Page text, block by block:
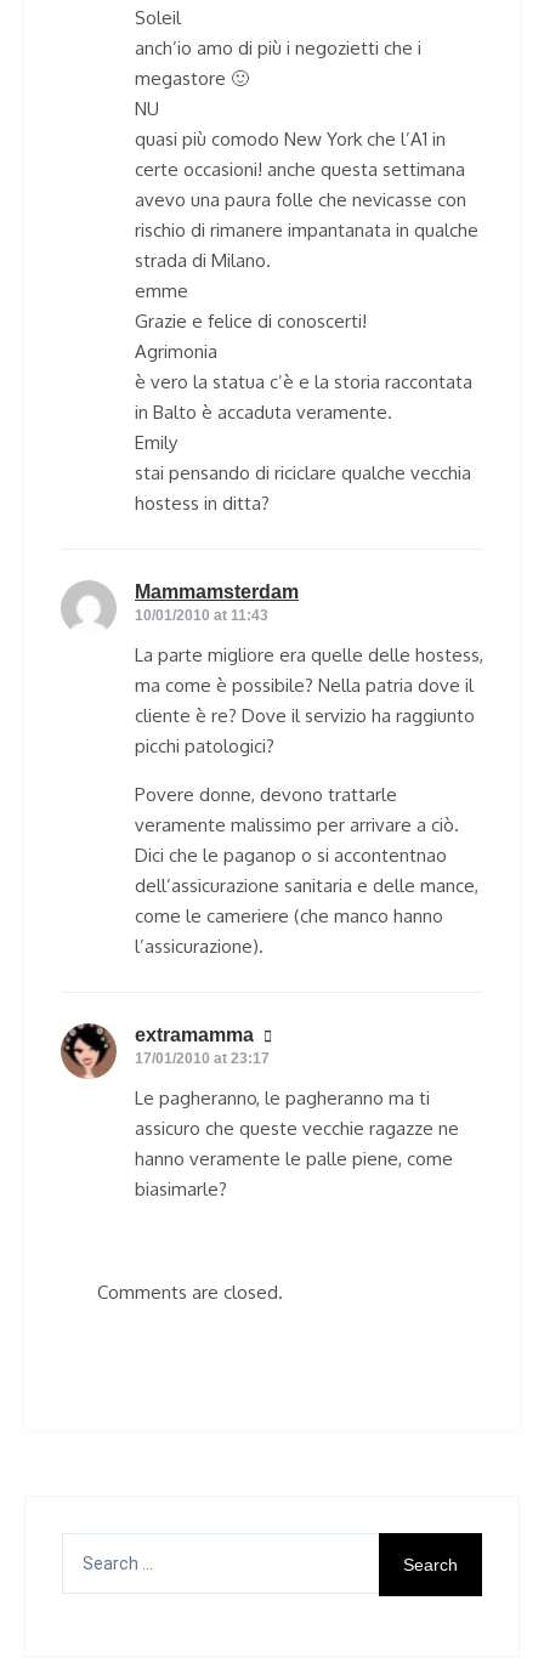
Soleil
anch’io amo di più i negozietti che i
megastore 🙂
NU
quasi più comodo New York che l’A1 in
certe occasioni! anche questa settimana
avevo una paura folle che nevicasse con
rischio di rimanere impantanata in qualche
strada di Milano.
emme
Grazie e felice di conoscerti!
Agrimonia
è vero la statua c’è e la storia raccontata
in Balto è accaduta veramente.
Emily
stai pensando di riciclare qualche vecchia
hostess in ditta?
Mammamsterdam
10/01/2010 at 11:43
La parte migliore era quelle delle hostess,
ma come è possibile? Nella patria dove il
cliente è re? Dove il servizio ha raggiunto
picchi patologici?
Povere donne, devono trattarle
veramente malissimo per arrivare a ciò.
Dici che le paganop o si accontentnao
dell’assicurazione sanitaria e delle mance,
come le cameriere (che manco hanno
l’assicurazione).
extramamma
17/01/2010 at 23:17
Le pagheranno, le pagheranno ma ti
assicuro che queste vecchie ragazze ne
hanno veramente le palle piene, come
biasimarle?
Comments are closed.
for: